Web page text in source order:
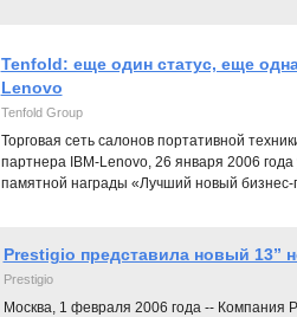
Tenfold: еще один статус, еще
Lenovo
Tenfold Group
Торговая сеть салонов портативной
партнера IBM-Lenovo, 26 января 2006
памятной награды «Лучший новый бизнес-
Prestigio представила новый 13”
Prestigio
Москва, 1 февраля 2006 года -- Компания